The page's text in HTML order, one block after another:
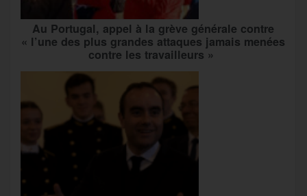
Au Portugal, appel à la grève générale contre
« l’une des plus grandes attaques jamais menées
contre les travailleurs »